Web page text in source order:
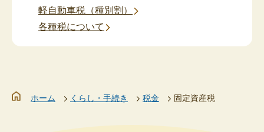
軽自動車税（種別割）
各種税について
ホーム くらし・手続き 税金 固定資産税